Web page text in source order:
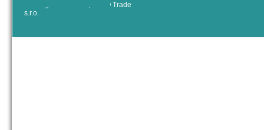
© All rights reserved, RYJO Trade
s.r.o.